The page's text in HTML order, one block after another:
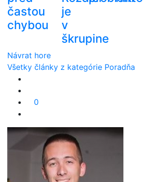
častou
chybou
je
v
škrupine
Návrat hore
Všetky články z kategórie Poradňa
0